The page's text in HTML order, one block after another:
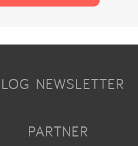
NEWSLETTER
PARTNER